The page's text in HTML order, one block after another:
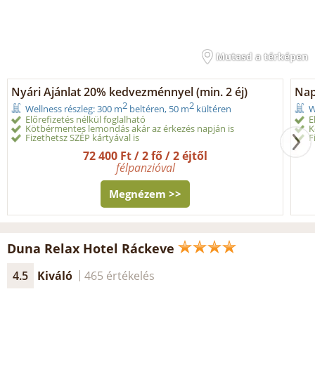
Mutasd a térképen
Nyári Ajánlat 20% kedvezménnyel (min. 2 éj)
Wellness részleg: 300 m2 beltéren, 50 m2 kültéren
Előrefizetés nélkül foglalható
Kötbérmentes lemondás akár az érkezés napján is
Fizethetsz SZÉP kártyával is
72 400 Ft / 2 fő / 2 éjtől
félpanzióval
Megnézem >>
Duna Relax Hotel Ráckeve
4.5 Kiváló 465 értékelés